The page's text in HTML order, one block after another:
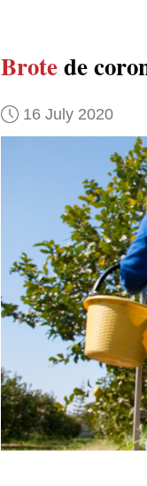
Brotede
16 July 2020